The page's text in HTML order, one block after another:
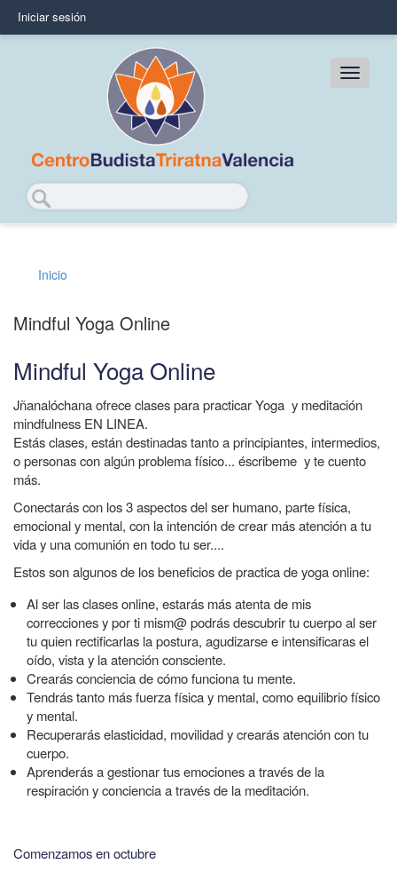
principal
User
Iniciar sesión
Main
Buscar
enlaces
de
ayuda
a
la
navegación
Inicio
Mindful Yoga Online
Mindful Yoga Online
Jñanalóchana ofrece clases para practicar Yoga y meditación
mindfulness EN LINEA.
Estás clases, están destinadas tanto a principiantes, intermedios,
opersonas con algún problema físico... éscribeme y te cuento
más.
Conectarás con los 3 aspectos del ser humano, parte física,
emocional y mental, con la intención de crear más atención a tu
vida y una comunión en todo tu ser....
Estos son algunos de los beneficios de practica de yoga online:
Al ser las clases online, estarás más atenta de mis
correcciones y por ti mism@ podrás descubrir tu cuerpo al ser
tu quien rectificarlas la postura, agudizarse e intensificaras el
oído, vista y la atención consciente.
Crearás conciencia de cómo funciona tu mente.
Tendrás tanto más fuerza física y mental, como equilibrio físico
y mental.
Recuperarás elasticidad, movilidad y crearás atención con tu
cuerpo.
Aprenderás a gestionar tus emociones a través de la
respiración y conciencia a través de la meditación.
Comenzamos en octubre